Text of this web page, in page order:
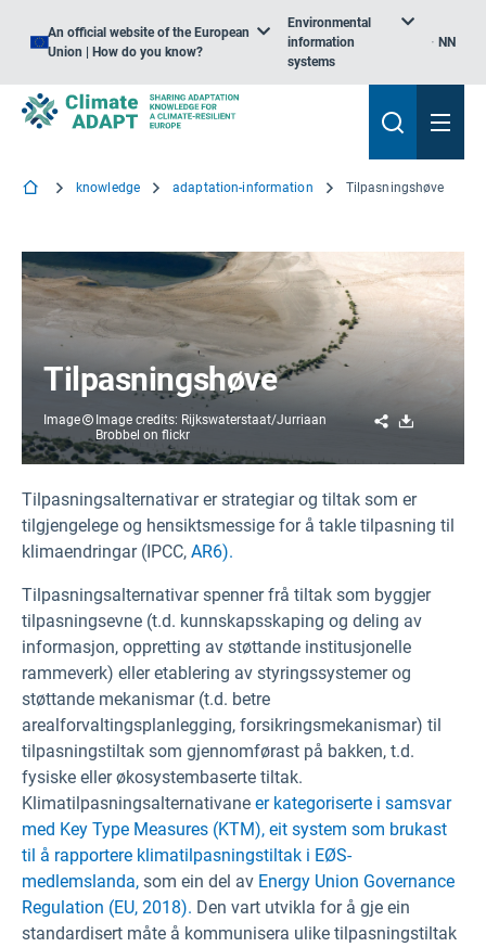
An official website of the European
Union | How do you know?
Environmental
information
systems
NN
knowledge adaptation-information Tilpasningshøve
Tilpasningshøve
Image
Image credits: Rijkswaterstaat/Jurriaan
Brobbel on flickr
Share
Tilpasningsalternativar er strategiar og tiltak som er
tilgjengelege og hensiktsmessige for å takle tilpasning til
klimaendringar (IPCC, AR6).
Tilpasningsalternativar spenner frå tiltak som byggjer
tilpasningsevne (t.d. kunnskapsskaping og deling av
informasjon, oppretting av støttande institusjonelle
rammeverk) eller etablering av styringssystemer og
støttande mekanismar (t.d. betre
arealforvaltingsplanlegging, forsikringsmekanismar) til
tilpasningstiltak som gjennomførast på bakken, t.d.
fysiske eller økosystembaserte tiltak.
Klimatilpasningsalternativane er kategoriserte i samsvar
med Key Type Measures (KTM), eit system som brukast
til å rapportere klimatilpasningstiltak i EØS-
medlemslanda, som ein del av Energy Union Governance
Regulation (EU, 2018). Den vart utvikla for å gje ein
standardisert måte å kommunisera ulike tilpasningstiltak